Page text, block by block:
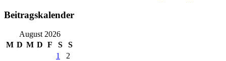
Beitragskalender
August 2026
M D M D F S
S
1
2